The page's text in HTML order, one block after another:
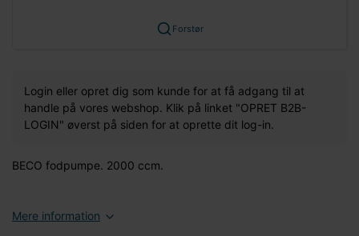
Forstør
Login eller opret dig som kunde for at få adgang til at
handle på vores webshop. Klik på linket "OPRET B2B-
LOGIN" øverst på siden for at oprette dit log-in.
BECO fodpumpe. 2000 ccm.
Mere information